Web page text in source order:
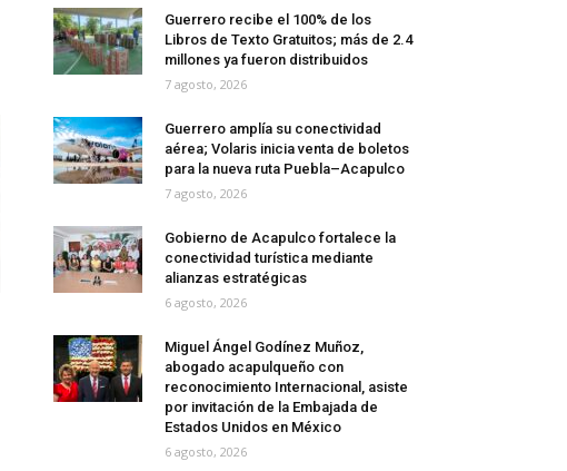
Guerrero recibe el 100% de los
Libros de Texto Gratuitos; más de 2.4
millones ya fueron distribuidos
7 agosto, 2026
Guerrero amplía su conectividad
aérea; Volaris inicia venta de boletos
para la nueva ruta Puebla–Acapulco
7 agosto, 2026
Gobierno de Acapulco fortalece la
conectividad turística mediante
alianzas estratégicas
6 agosto, 2026
Miguel Ángel Godínez Muñoz,
abogado acapulqueño con
reconocimiento Internacional, asiste
por invitación de la Embajada de
Estados Unidos en México
6 agosto, 2026